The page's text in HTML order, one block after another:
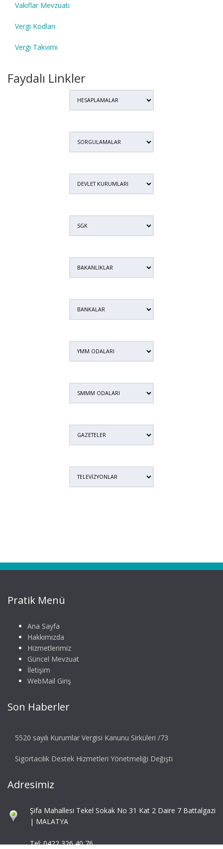
Vakıflar Mevzuatı
Vergi Kodları
Vergi Takvimi
Faydalı Linkler
Pratik Menü
Ana Sayfa
Hakkımızda
Hizmetlerimiz
Güncel Mevzuat
İletişim
WebMail Giriş
Son Haberler
5520 sayılı Kurumlar Vergisi Kanunu Sirküleri /73
Sigortacılık Destek Hizmetleri Yönetmeliği Değişti
Adresimiz
Şifa Mahallesi Tekel Sokak No 31 Kat 2 Daire 7 Battalgazi
| MALATYA
Tel: 0422 326 40 76